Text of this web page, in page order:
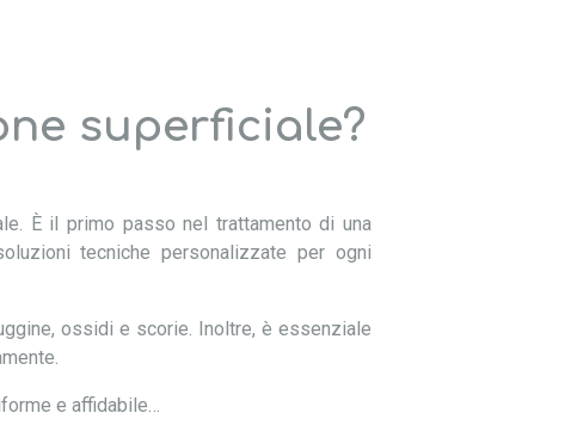
superficiale?
È il primo passo nel trattamento di una
tecniche personalizzate per ogni
ossidi e scorie. Inoltre, è essenziale
e affidabile…